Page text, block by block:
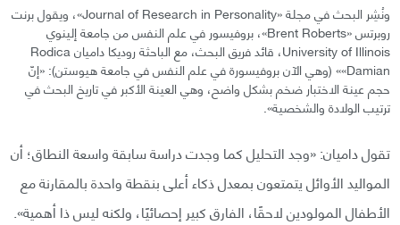
ونُشِر البحث في مجلة «Journal of Research in Personality»، ويقول برنت
روبرتس «Brent Roberts»، بروفيسور في علم النفس من جامعة إلينوي
University of Illinois، قائد فريق البحث، مع الباحثة روديكا داميان Rodica
Damian»» (وهي الآن بروفيسورة في علم النفس في جامعة هيوستن): «إنّ
حجم عينة الاختبار ضخم بشكل واضح، وهي العينة الأكبر في تاريخ البحث في
ترتيب الولادة والشخصية».
تقول داميان: «وجد التحليل كما وجدت دراسة سابقة واسعة النطاق؛ أن
المواليد الأوائل يتمتعون بمعدل ذكاء أعلى بنقطة واحدة بالمقارنة مع
الأطفال المولودين لاحقًا، الفارق كبير إحصائيًا، ولكنه ليس ذا أهمية».